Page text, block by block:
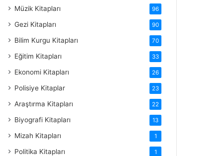
Müzik Kitapları 96
Gezi Kitapları 90
Bilim Kurgu Kitapları 70
Eğitim Kitapları 33
Ekonomi Kitapları 26
Polisiye Kitaplar 23
Araştırma Kitapları 22
Biyografi Kitapları 13
Mizah Kitapları 1
Politika Kitapları 1